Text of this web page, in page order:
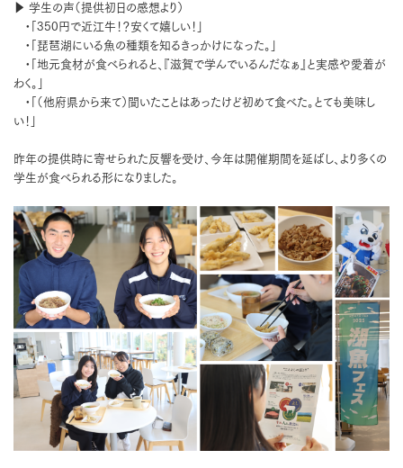
▶ 学生の声（提供初日の感想より）
•「350円で近江牛！？安くて嬉しい！」
•「琵琶湖にいる魚の種類を知るきっかけになった。」
•「地元食材が食べられると、『滋賀で学んでいるんだなぁ』と実感や愛着が
わく。」
•「（他府県から来て）聞いたことはあったけど初めて食べた。とても美味し
い！」
昨年の提供時に寄せられた反響を受け、今年は開催期間を延ばし、より多くの
学生が食べられる形になりました。